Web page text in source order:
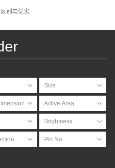
别与优劣